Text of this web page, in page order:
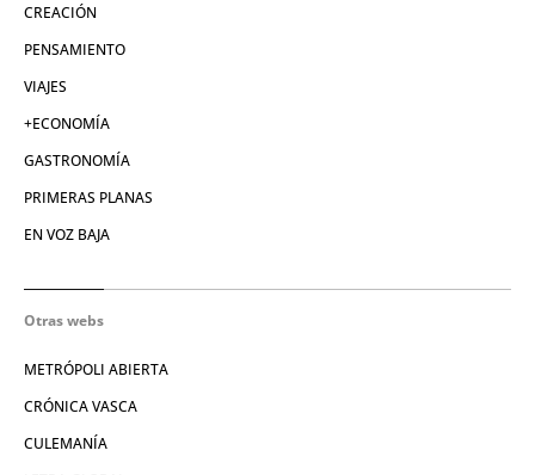
CREACIÓN
PENSAMIENTO
VIAJES
+ECONOMÍA
GASTRONOMÍA
PRIMERAS PLANAS
EN VOZ BAJA
Otras webs
METRÓPOLI ABIERTA
CRÓNICA VASCA
CULEMANÍA